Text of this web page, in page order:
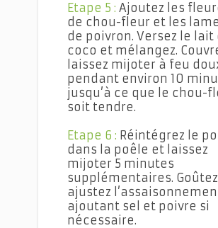
Etape 5 : Ajoutez les
de chou-fleur et les
de poivron. Versez le lait
coco et mélangez.
laissez mijoter à feu
pendant environ 10
jusqu’à ce que le chou-
soit tendre.
Etape 6 : Réintégrez le
dans la poêle et laissez
mijoter 5 minutes
supplémentaires.
ajustez
ajoutant sel et poivre si
nécessaire.